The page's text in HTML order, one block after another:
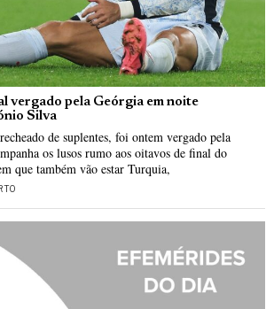
vergado pela Geórgia em noite
Silva
de suplentes, foi ontem vergado pela
os lusos rumo aos oitavos de final do
que também vão estar Turquia,